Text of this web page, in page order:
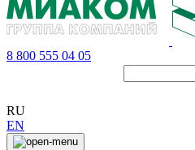
8 800 555 04 05
RU
EN